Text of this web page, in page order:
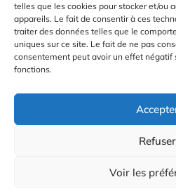
telles que les cookies pour stocker et/ou
appareils. Le fait de consentir à ces
traiter des données telles que le
uniques sur ce site. Le fait de ne pas
consentement peut avoir un effet négatif
fonctions.
Refuser
Voir les
Gestion des
© 2026 Radio